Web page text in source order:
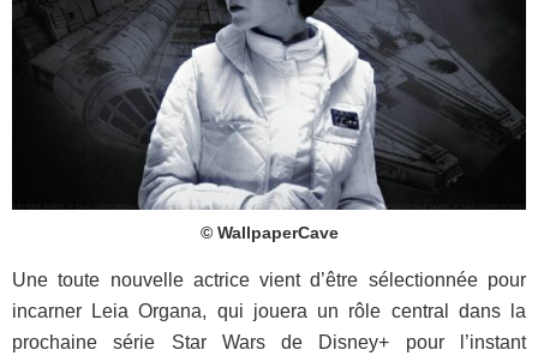
© WallpaperCave
Une toute nouvelle actrice vient d’être sélectionnée pour
incarner Leia Organa, qui jouera un rôle central dans la
prochaine série Star Wars de Disney+ pour l’instant